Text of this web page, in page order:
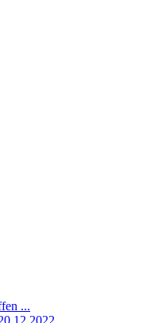
...